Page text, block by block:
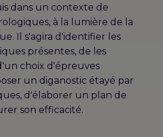
dans un contexte de
à la lumière de la
Il s'agira d'identifier les
présentes, de les
choix d'épreuves
un diganostic étayé par
d'élaborer un plan de
son efficacité.